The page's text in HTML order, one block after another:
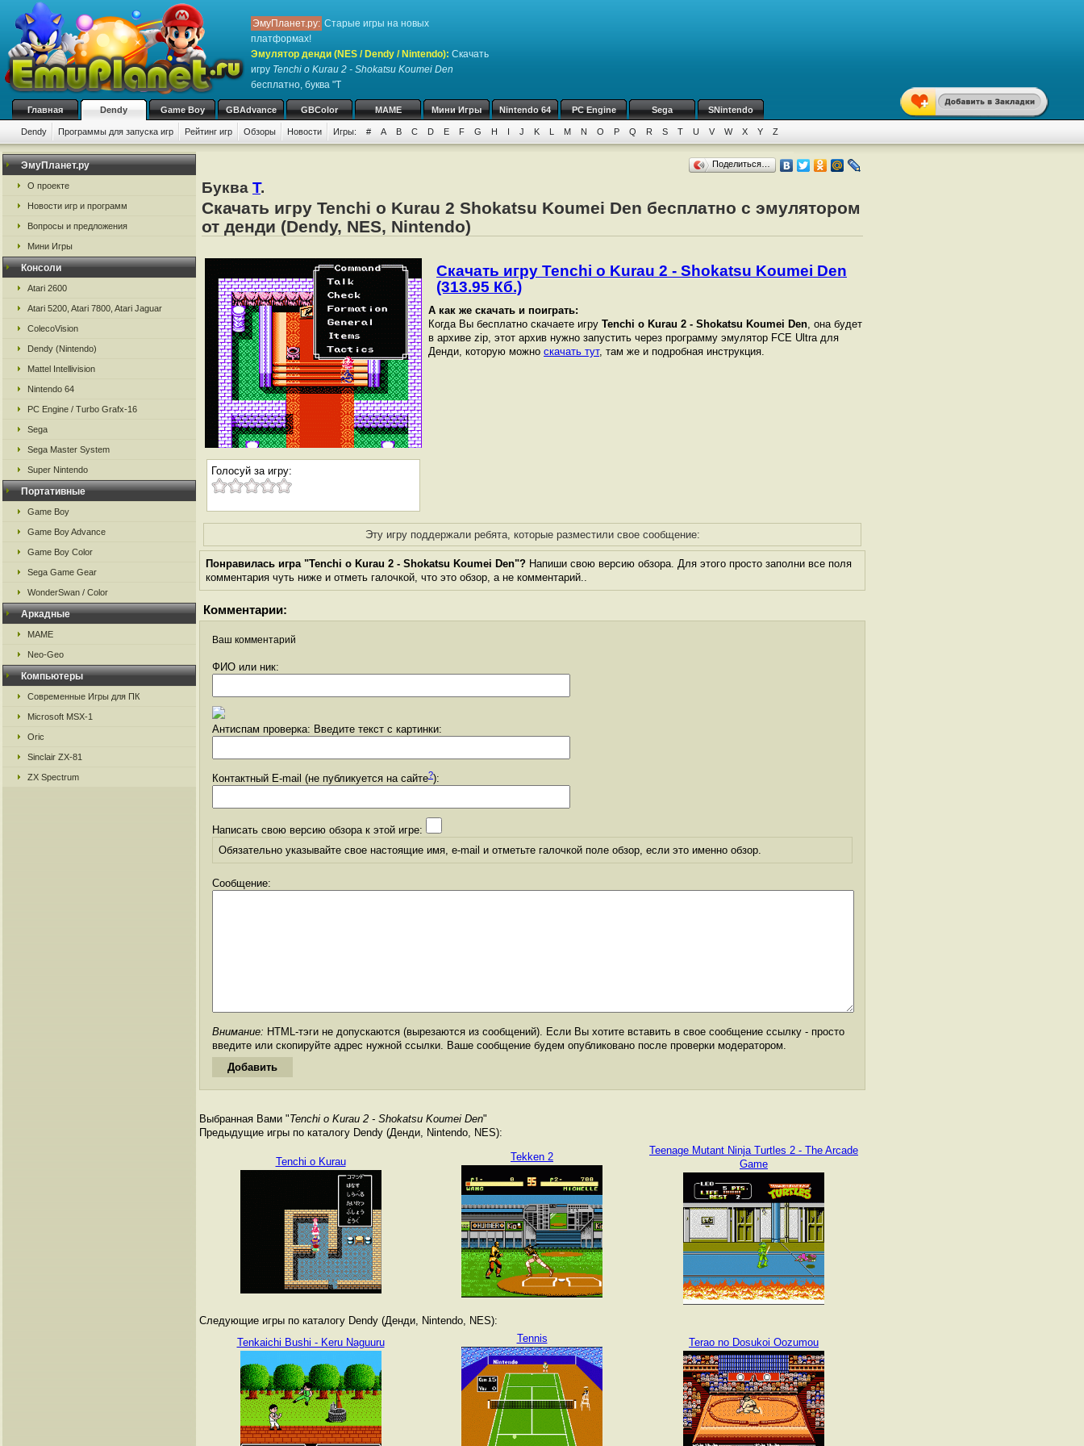
ЭмуПланет.ру: Старые игры на новых
платформах!
Эмулятор денди (NES / Dendy / Nintendo): Скачать
игру Tenchi o Kurau 2 - Shokatsu Koumei Den
бесплатно, буква "T
Главная Dendy Game Boy GBAdvance GBColor MAME Мини Игры Nintendo 64 PC Engine Sega SNintendo
Dendy Программы для запуска игр Рейтинг игр Обзоры Новости Игры: # A B C D E F G H I J K L M N O P Q R S T U V W X Y Z
ЭмуПланет.ру
О проекте
Новости игр и программ
Вопросы и предложения
Мини Игры
Консоли
Atari 2600
Atari 5200, Atari 7800, Atari Jaguar
ColecoVision
Dendy (Nintendo)
Mattel Intellivision
Nintendo 64
PC Engine / Turbo Grafx-16
Sega
Sega Master System
Super Nintendo
Портативные
Game Boy
Game Boy Advance
Game Boy Color
Sega Game Gear
WonderSwan / Color
Аркадные
MAME
Neo-Geo
Компьютеры
Современные Игры для ПК
Microsoft MSX-1
Oric
Sinclair ZX-81
ZX Spectrum
Поделиться…
Буква T.
Скачать игру Tenchi o Kurau 2 Shokatsu Koumei Den бесплатно с эмулятором
от денди (Dendy, NES, Nintendo)
Голосуй за игру:
Скачать игру Tenchi o Kurau 2 - Shokatsu Koumei Den
(313.95 Кб.)
А как же скачать и поиграть:
Когда Вы бесплатно скачаете игру Tenchi o Kurau 2 - Shokatsu Koumei Den, она будет
в архиве zip, этот архив нужно запустить через программу эмулятор FCE Ultra для
Денди, которую можно скачать тут, там же и подробная инструкция.
Эту игру поддержали ребята, которые разместили свое сообщение:
Понравилась игра "Tenchi o Kurau 2 - Shokatsu Koumei Den"? Напиши свою версию обзора. Для этого просто заполни все поля
комментария чуть ниже и отметь галочкой, что это обзор, а не комментарий..
Комментарии:
Ваш комментарий
ФИО или ник:
Антиспам проверка: Введите текст с картинки:
Контактный E-mail (не публикуется на сайте?):
Написать свою версию обзора к этой игре:
Обязательно указывайте свое настоящие имя, e-mail и отметьте галочкой поле обзор, если это именно обзор.
Сообщение:
Внимание: HTML-тэги не допускаются (вырезаются из сообщений). Если Вы хотите вставить в свое сообщение ссылку - просто
введите или скопируйте адрес нужной ссылки. Ваше сообщение будем опубликовано после проверки модератором.
Выбранная Вами "Tenchi o Kurau 2 - Shokatsu Koumei Den"
Предыдущие игры по каталогу Dendy (Денди, Nintendo, NES):
Tenchi o Kurau Tekken 2
Teenage Mutant Ninja Turtles 2 - The Arcade
Game
Следующие игры по каталогу Dendy (Денди, Nintendo, NES):
Tenkaichi Bushi - Keru Naguuru
Tennis Terao no Dosukoi Oozumou